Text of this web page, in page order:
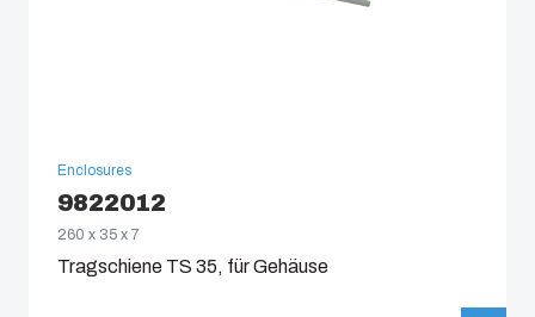
Enclosures
9822012
260 x 35 x 7
Tragschiene TS 35, für Gehäuse